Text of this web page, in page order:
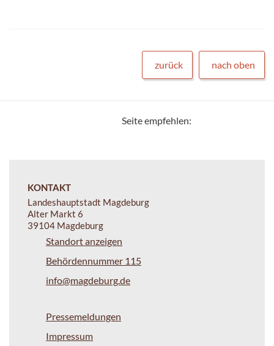
zurück nach oben
Seite empfehlen:
KONTAKT
Landeshauptstadt Magdeburg
Alter Markt 6
39104 Magdeburg
Standort anzeigen
Behördennummer 115
info@magdeburg.de
Pressemeldungen
Impressum